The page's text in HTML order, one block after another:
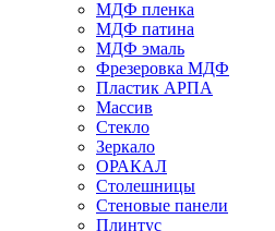
МДФ пленка
МДФ патина
МДФ эмаль
Фрезеровка МДФ
Пластик АРПА
Массив
Стекло
Зеркало
ОРАКАЛ
Столешницы
Стеновые панели
Плинтус